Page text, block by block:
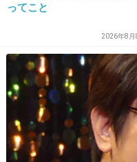
学校の役員決めでし
29. 匿名 2019/10/24(木) 17:13:00
玉森売れそうで中々
ってこと
2026年8月